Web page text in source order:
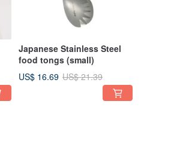
Japanese Stainless Steel
food tongs (small)
US$ 16.69 US$ 21.39